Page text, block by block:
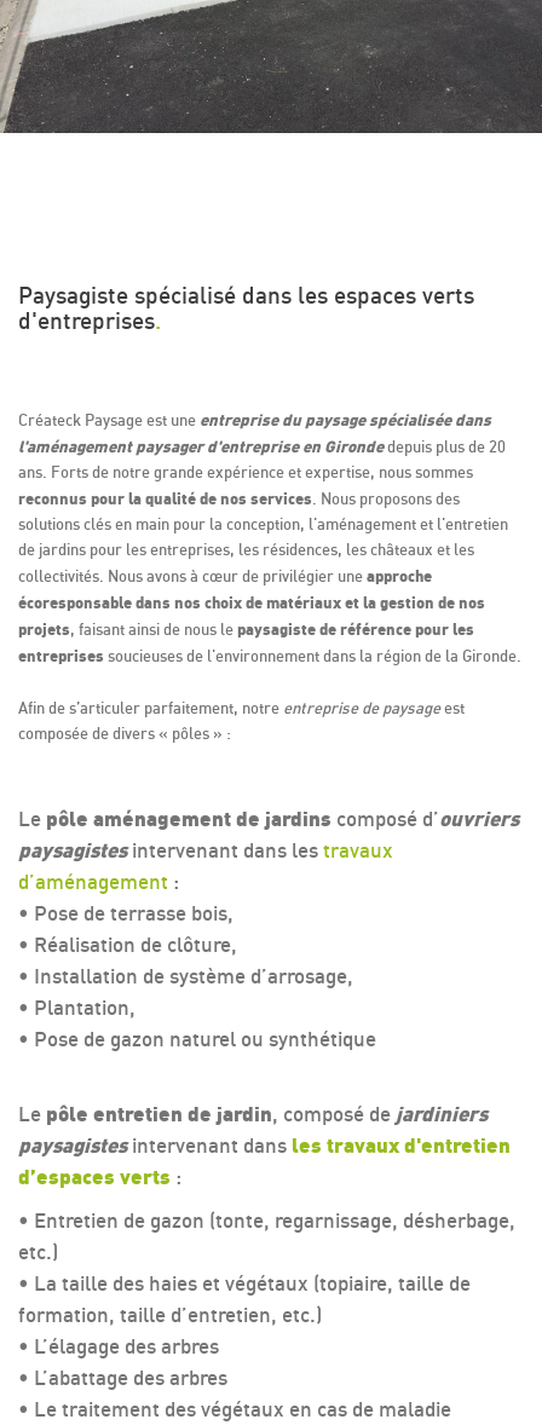
Paysagiste spécialisé dans les espaces verts
d'entreprises.
Créateck Paysage est une entreprise du paysage spécialisée dans
l'aménagement paysager d'entreprise en Girondedepuis plus de 20
ans. Forts de notre grande expérience et expertise, nous sommes
reconnus pour la qualité de nos services. Nous proposons des
solutions clés en main pour la conception, l'aménagement et l'entretien
de jardins pour les entreprises, les résidences, les châteaux et les
collectivités. Nous avons à cœur de privilégier uneapproche
écoresponsable dans nos choix de matériaux et la gestion de nos
projets, faisant ainsi de nous lepaysagiste de référence pour les
entreprises soucieuses de l'environnement dans la région de la Gironde.
Afin de s’articuler parfaitement, notre entreprise de paysageest
composée de divers « pôles » :
Le pôle aménagement de jardins composé d’ouvriers
paysagistesintervenant dans lestravaux
d’aménagement :
• Pose de terrasse bois,
• Réalisation de clôture,
• Installation de système d’arrosage,
• Plantation,
• Pose de gazon naturel ou synthétique
Le pôle entretien de jardin, composé de jardiniers
paysagistesintervenant dans les travaux d'entretien
d’espaces verts :
• Entretien de gazon (tonte, regarnissage, désherbage,
etc.)
• La taille des haies et végétaux (topiaire, taille de
formation, taille d’entretien, etc.)
• L’élagage des arbres
• L’abattage des arbres
• Le traitement des végétaux en cas de maladie